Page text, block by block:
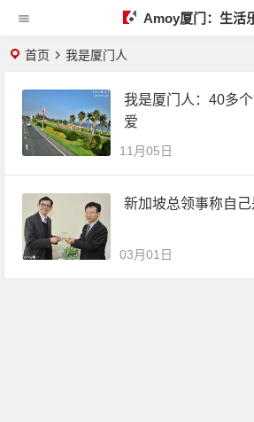
Amoy厦门：生活
首页 我是厦门人
我是厦门人：40多
爱
11月05日
新加坡总领事称自己
03月01日